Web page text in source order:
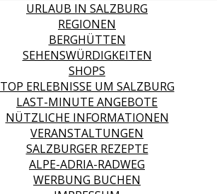
URLAUB IN SALZBURG
REGIONEN
BERGHÜTTEN
SEHENSWÜRDIGKEITEN
SHOPS
TOP ERLEBNISSE UM SALZBURG
LAST-MINUTE ANGEBOTE
NÜTZLICHE INFORMATIONEN
VERANSTALTUNGEN
SALZBURGER REZEPTE
ALPE-ADRIA-RADWEG
WERBUNG BUCHEN